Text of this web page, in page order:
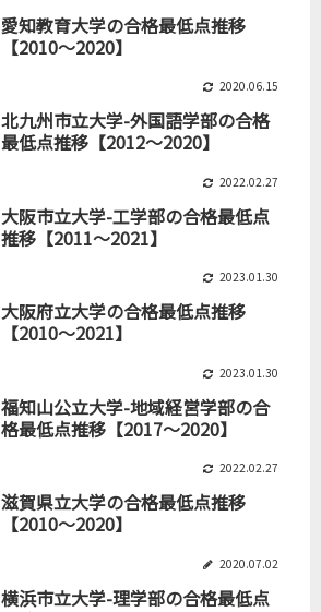
愛知教育大学の合格最低点推移
【2010～2020】
2020.06.15
北九州市立大学-外国語学部の合格
最低点推移【2012～2020】
2022.02.27
大阪市立大学-工学部の合格最低点
推移【2011～2021】
2023.01.30
大阪府立大学の合格最低点推移
【2010～2021】
2023.01.30
福知山公立大学-地域経営学部の合
格最低点推移【2017～2020】
2022.02.27
滋賀県立大学の合格最低点推移
【2010～2020】
2020.07.02
横浜市立大学-理学部の合格最低点